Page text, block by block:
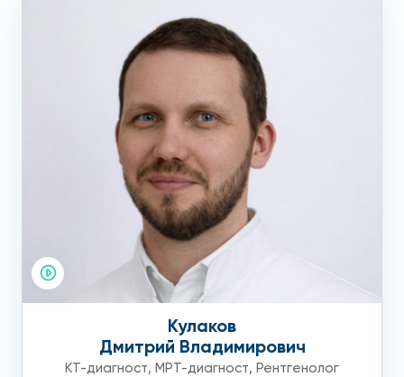
необходимо подобрать удобную одежду без
металлических пуговиц, молний, крючков, пряжек и
следует заранее снять все украшения за
исключением серебряных и золотых;
обязательно проверить карманы, чтобы не
пропустить металлические предметы.
Возникшие вопросы по подготовке к исследованию можно
задать в контакт-центре или у администраторов клиники.
Кулаков
Дмитрий Владимирович
КТ-диагност, МРТ-диагност, Рентгенолог